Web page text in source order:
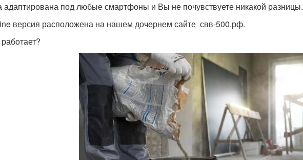
адаптирована под любые смартфоны и Вы не почувствуете никакой разницы.
версия расположена на нашем дочернем сайте свв-500.рф.